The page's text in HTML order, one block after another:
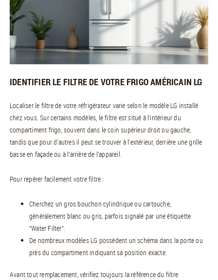
IDENTIFIER LE FILTRE DE VOTRE FRIGO AMÉRICAIN LG
Localiser le filtre de votre réfrigérateur varie selon le modèle LG installé
chez vous. Sur certains modèles, le filtre est situé à l’intérieur du
compartiment frigo, souvent dans le coin supérieur droit ou gauche,
tandis que pour d’autres il peut se trouver à l’extérieur, derrière une grille
basse en façade ou à l’arrière de l’appareil.
Pour repérer facilement votre filtre :
Cherchez un gros bouchon cylindrique ou cartouche,
généralement blanc ou gris, parfois signalé par une étiquette
“Water Filter”.
De nombreux modèles LG possèdent un schéma dans la porte ou
près du compartiment indiquant sa position exacte.
Avant tout remplacement, vérifiez toujours la référence du filtre